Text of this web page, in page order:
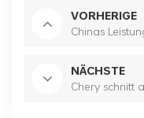
VORHERIGE
Chinas
NÄCHSTE
Chery schnitt